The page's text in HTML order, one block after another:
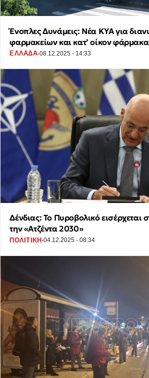
Ένοπλες Δυνάμεις: Νέα ΚΥΑ για
φαρμακείων και κατ’ οίκον
ΕΛΛΑΔΑ·08.12.2025 - 14:33
Δένδιας: Το Πυροβολικό εισέρχεται
την «Ατζέντα 2030»
ΠΟΛΙΤΙΚΗ ·04.12.2025 - 08:34